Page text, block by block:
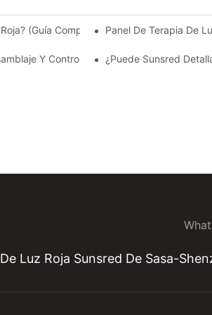
(Guía Completa) Panel De Terapia De
Gestiona Sunsred Las Devoluciones Y Los
Y Control De Calidad (QC) Para
¿Puede Sunsred
Luz Roja Sunsred De Sasa-